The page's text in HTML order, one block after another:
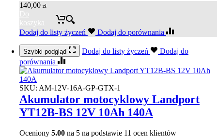
140,00 zł
Do
koszyka
Dodaj do listy życzeń
Dodaj do porównania
Szybki podgląd Dodaj do listy życzeń
Dodaj do
porównania
SKU: AM-12V-16A-GP-GTX-1
Akumulator motocyklowy Landport
YT12B-BS 12V 10Ah 140A
Oceniony 5.00 na 5 na podstawie 11 ocen klientów